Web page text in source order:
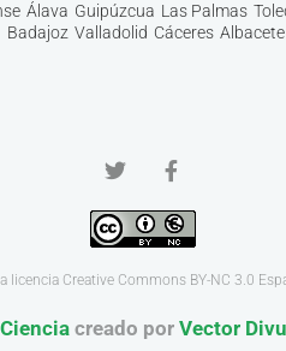
Álava Guipúzcua Las Palmas
Badajoz Valladolid Cáceres Albacete
licencia Creative Commons BY-NC 3.0
creado por Vector